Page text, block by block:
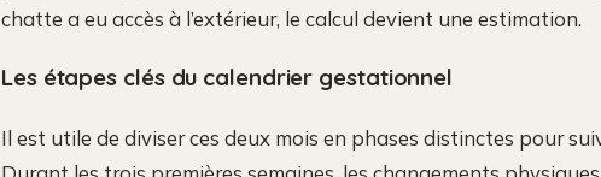
chatte a eu accès à l’extérieur, le calcul devient une estimation.
Les étapes clés du calendrier gestationnel
Il est utile de diviser ces deux mois en phases distinctes pour